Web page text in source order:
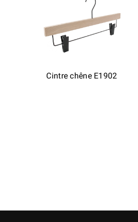
Cintre chêne E1902